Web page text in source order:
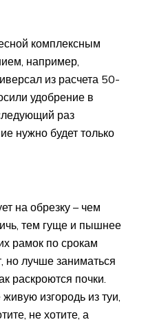
комплексным
например,
из расчета 50-
удобрение в
раз
нужно будет только
на обрезку – чем
тем гуще и пышнее
рамок по срокам
но лучше заниматься
раскроются почки.
изгородь из туи,
не хотите, а